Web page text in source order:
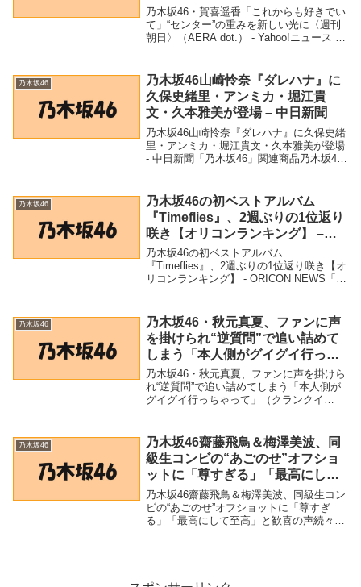
dot.） – Yahoo!ニュース –
Yahoo!ニュース
乃木坂46・賀喜遥香「これからも好きでい
て」“センター”の重みを新しい光に〈週刊
朝日〉（AERA dot.） - Yahoo!ニュース -
て」“センター”の...
乃木坂46
乃木坂46山崎怜奈『ダレハナ』に
久保史緒里・アンミカ・堀江貴
文・久本雅美が登場 – 中日新聞
乃木坂46山崎怜奈『ダレハナ』に久保史緒
里・アンミカ・堀江貴文・久本雅美が登場
- 中日新聞「乃木坂46」関連商品乃木坂46
聞 乃木坂46山崎怜奈『ダレハナ』に...
乃木坂46
乃木坂46の初ベストアルバム
『Timeflies』、2週ぶりの1位返り
咲き【オリコンランキング】 –
ORICON NEWS
乃木坂46の初ベストアルバム
『Timeflies』、2週ぶりの1位返り咲き【オ
リコンランキング】 - ORICON NEWS「乃
【オリコンランキング...
乃木坂46
乃木坂46・秋元真夏、ファンに声
を掛けられ“逆質問”で追い詰めて
しまう「本人側がグイグイ行っち
ゃって」（クランクイン！） –
Yahoo!ニュース – Yahoo!ニュー
ス
乃木坂46・秋元真夏、ファンに声を掛けら
れ“逆質問”で追い詰めてしまう「本人側が
グイグイ行っちゃって」（クランクイ
夏、ファンに声を掛けられ“逆...
乃木坂46
乃木坂46齋藤飛鳥＆梅澤美波、同
級生コンビの“あごのせ”オフショ
ットに「尊すぎる」「最高にして
至高」と歓喜の声続々 – モデルプ
レス
乃木坂46齋藤飛鳥＆梅澤美波、同級生コン
ビの“あごのせ”オフショットに「尊すぎ
る」「最高にして至高」と歓喜の声続々 -